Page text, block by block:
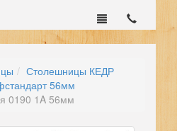
Столешницы КЕДР
56мм
0190 1A 56мм